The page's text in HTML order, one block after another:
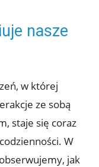
nasze
w której
ze sobą
staje się coraz
W
jak